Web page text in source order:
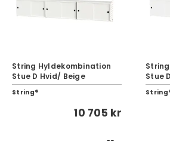
String Hyldekombination
Stue D Hvid/ Beige
String®
10 705 kr
Stue